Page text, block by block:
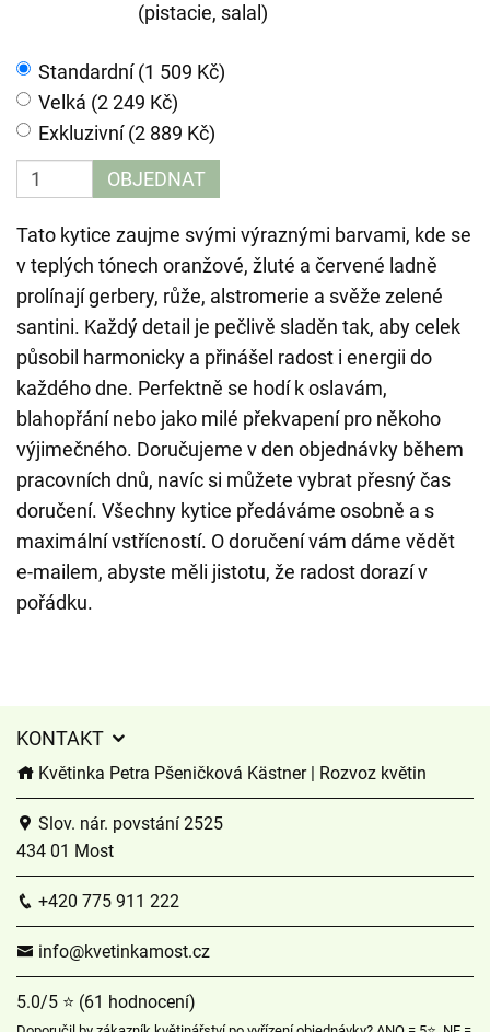
(pistacie, salal)
Standardní (1 509 Kč)
Velká (2 249 Kč)
Exkluzivní (2 889 Kč)
OBJEDNAT
Tato kytice zaujme svými výraznými barvami, kde se
v teplých tónech oranžové, žluté a červené ladně
prolínají gerbery, růže, alstromerie a svěže zelené
santini. Každý detail je pečlivě sladěn tak, aby celek
působil harmonicky a přinášel radost i energii do
každého dne. Perfektně se hodí k oslavám,
blahopřání nebo jako milé překvapení pro někoho
výjimečného. Doručujeme v den objednávky během
pracovních dnů, navíc si můžete vybrat přesný čas
doručení. Všechny kytice předáváme osobně a s
maximální vstřícností. O doručení vám dáme vědět
e-mailem, abyste měli jistotu, že radost dorazí v
pořádku.
KONTAKT
Květinka Petra Pšeničková Kästner | Rozvoz květin
Slov. nár. povstání 2525
434 01 Most
+420 775 911 222
info@kvetinkamost.cz
5.0/5 ⭐ (61 hodnocení)